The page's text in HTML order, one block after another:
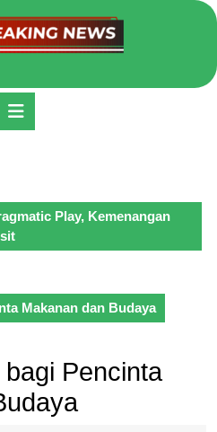
Play, Kemenangan
Makanan dan Budaya
Pencinta